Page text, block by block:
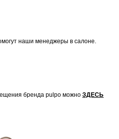
наши менеджеры в салоне.
бренда pulpo можно ЗДЕСЬ